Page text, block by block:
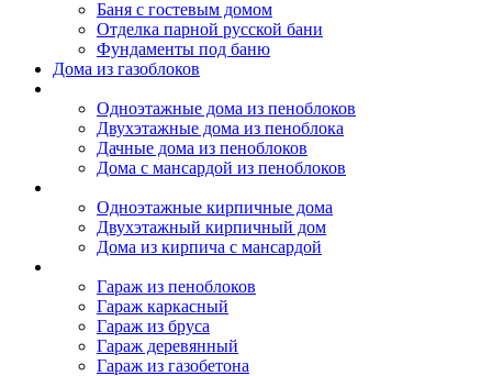
Баня с гостевым домом
Отделка парной русской бани
Фундаменты под баню
Дома из газоблоков
Одноэтажные дома из пеноблоков
Двухэтажные дома из пеноблока
Дачные дома из пеноблоков
Дома с мансардой из пеноблоков
Одноэтажные кирпичные дома
Двухэтажный кирпичный дом
Дома из кирпича с мансардой
Гараж из пеноблоков
Гараж каркасный
Гараж из бруса
Гараж деревянный
Гараж из газобетона